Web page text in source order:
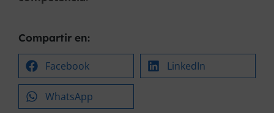
Compartir en:
Facebook LinkedIn
WhatsApp